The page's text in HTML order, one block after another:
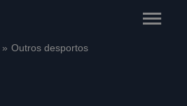
Main
Outros desportos